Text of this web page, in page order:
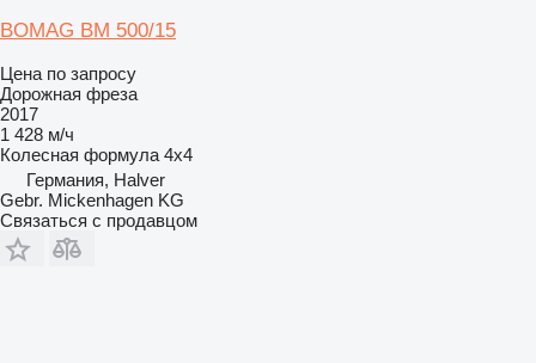
BOMAG BM 500/15
Цена по запросу
Дорожная фреза
2017
1 428 м/ч
Колесная формула 4x4
Германия, Halver
Gebr. Mickenhagen KG
Связаться с продавцом